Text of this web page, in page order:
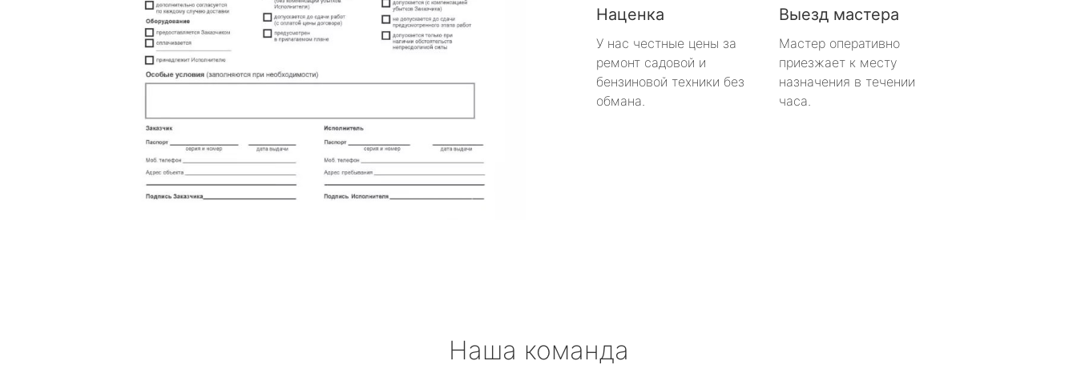
Наценка
У нас честные цены за
ремонт садовой и
бензиновой техники без
обмана.
Выезд мастера
Мастер оперативно
приезжает к месту
назначения в течении
часа.
Наша команда